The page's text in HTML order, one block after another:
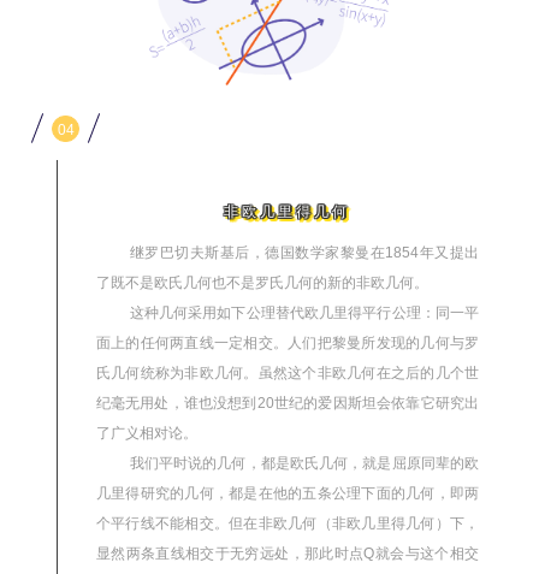
04
非欧几里得几何
继罗巴切夫斯基后，德国数学家黎曼在1854年又提出
了既不是欧氏几何也不是罗氏几何的新的非欧几何。
这种几何采用如下公理替代欧几里得平行公理：同一平
面上的任何两直线一定相交。人们把黎曼所发现的几何与罗
氏几何统称为非欧几何。虽然这个非欧几何在之后的几个世
纪毫无用处，谁也没想到20世纪的爱因斯坦会依靠它研究出
了广义相对论。
我们平时说的几何，都是欧氏几何，就是屈原同辈的欧
几里得研究的几何，都是在他的五条公理下面的几何，即两
个平行线不能相交。但在非欧几何（非欧几里得几何）下，
显然两条直线相交于无穷远处，那此时点Q就会与这个相交